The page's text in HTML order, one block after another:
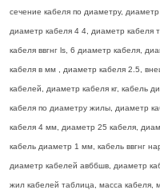
сечение кабеля по диаметру,
диаметр кабеля 4 4, диаметр кабеля
кабеля ввгнг ls, 6 диаметр кабеля,
кабеля в мм , диаметр кабеля 2.5,
кабелей, диаметр кабеля кг, кабель
кабеля по диаметру жилы, диаметр
кабеля 4 мм, диаметр 25 кабеля,
кабель диаметр 1 мм, кабель ввгнг
диаметр кабелей авббшв, диаметр
жил кабелей таблица, масса кабеля,